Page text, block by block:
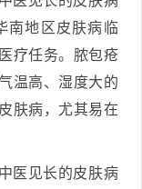
南地区皮肤病临
疗任务。脓包疮
温高、湿度大的
肤病，尤其易在
医见长的皮肤病